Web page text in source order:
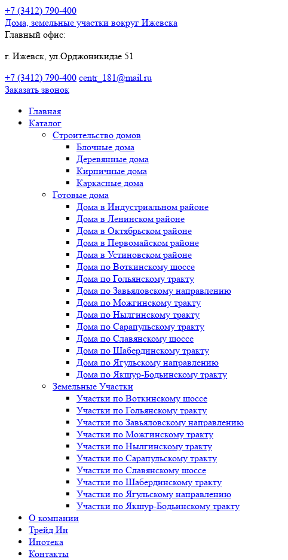
+7 (3412) 790-400
Дома, земельные участки вокруг Ижевска
Главный офис:
г. Ижевск, ул.Орджоникидзе 51
+7 (3412) 790-400 centr_181@mail.ru
Заказать звонок
Главная
Каталог
Строительство домов
Блочные дома
Деревянные дома
Кирпичные дома
Каркасные дома
Готовые дома
Дома в Индустриальном районе
Дома в Ленинском районе
Дома в Октябрьском районе
Дома в Первомайском районе
Дома в Устиновском районе
Дома по Воткинскому шоссе
Дома по Гольянскому тракту
Дома по Завьяловскому направлению
Дома по Можгинскому тракту
Дома по Нылгинскому тракту
Дома по Сарапульскому тракту
Дома по Славянскому шоссе
Дома по Шабердинскому тракту
Дома по Ягульскому направлению
Дома по Якшур-Бодьинскому тракту
Земельные Участки
Участки по Воткинскому шоссе
Участки по Гольянскому тракту
Участки по Завьяловскому направлению
Участки по Можгинскому тракту
Участки по Нылгинскому тракту
Участки по Сарапульскому тракту
Участки по Славянскому шоссе
Участки по Шабердинскому тракту
Участки по Ягульскому направлению
Участки по Якшур-Бодьинскому тракту
О компании
Трейд Ин
Ипотека
Контакты